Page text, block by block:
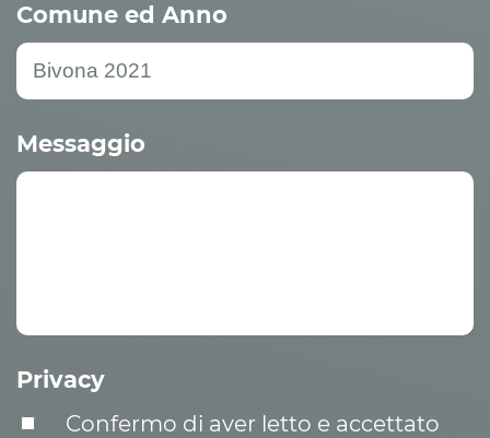
Comune ed Anno
Messaggio
Privacy
Confermo di aver letto e accettato